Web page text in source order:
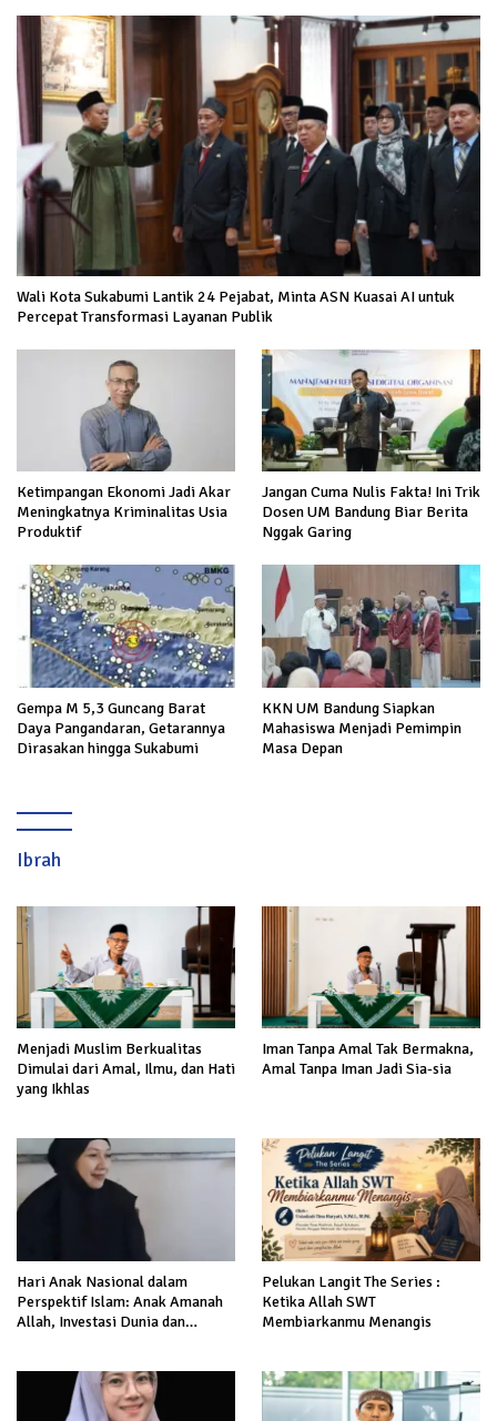
Wali Kota Sukabumi Lantik 24 Pejabat, Minta ASN Kuasai AI untuk
Percepat Transformasi Layanan Publik
Ketimpangan Ekonomi Jadi Akar
Meningkatnya Kriminalitas Usia
Produktif
Jangan Cuma Nulis Fakta! Ini Trik
Dosen UM Bandung Biar Berita
Nggak Garing
Gempa M 5,3 Guncang Barat
Daya Pangandaran, Getarannya
Dirasakan hingga Sukabumi
KKN UM Bandung Siapkan
Mahasiswa Menjadi Pemimpin
Masa Depan
Ibrah
Menjadi Muslim Berkualitas
Dimulai dari Amal, Ilmu, dan Hati
yang Ikhlas
Iman Tanpa Amal Tak Bermakna,
Amal Tanpa Iman Jadi Sia-sia
Hari Anak Nasional dalam
Perspektif Islam: Anak Amanah
Allah, Investasi Dunia dan
Pelukan Langit The Series :
Ketika Allah SWT
Membiarkanmu Menangis